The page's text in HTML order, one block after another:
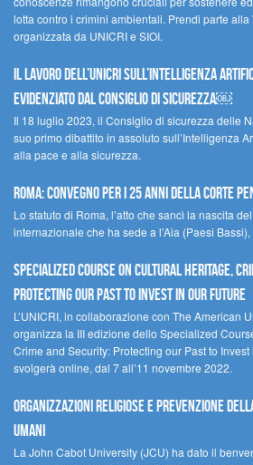
lotta contro i crimini ambientali. Prendi parte alla
organizzata da UNICRI e SIOI.
Il lavoro dell’UNICRI sull’intelligenza
evidenziato dal Consiglio di Sicurezza￼
Il 18 luglio 2023, il Consiglio di sicurezza delle
suo primo dibattito in assoluto sull’Intelligenza
alla pace e alla sicurezza.
Roma: convegno per i 25 anni della Corte
Lo statuto di Roma, l’atto che sancì la nascita
internazionale che ha sede a l’Aia (Paesi
Specialized Course on Cultural Heritage,
Protecting our Past to Invest in our Future
L’UNICRI, in collaborazione con The American
organizza la III edizione dello Specialized
Crime and Security: Protecting our Past to
svolgerà online, dal 7 all’11 novembre 2022.
Organizzazioni religiose e prevenzione
umani
La John Cabot University (JCU) ha dato il